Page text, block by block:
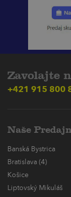
Zavolajte
+421 915 800
Naše
Banská Bystrica
Bratislava (4)
Košice
Liptovský Mikuláš